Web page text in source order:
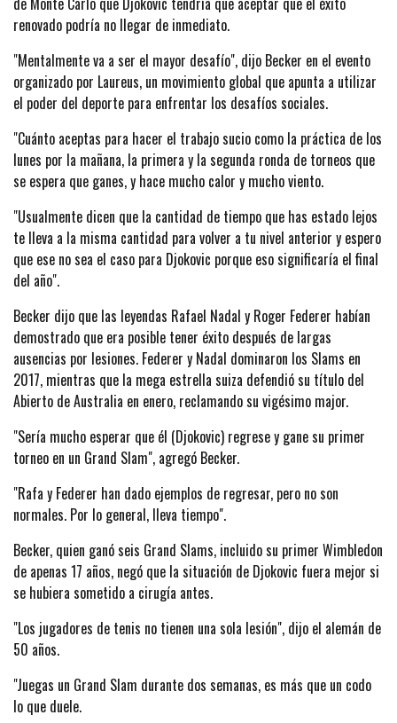
renovado podría no llegar de inmediato.
"Mentalmente va a ser el mayor desafío", dijo Becker en el evento
organizado por Laureus, un movimiento global que apunta a utilizar
el poder del deporte para enfrentar los desafíos sociales.
"Cuánto aceptas para hacer el trabajo sucio como la práctica de los
lunes por la mañana, la primera y la segunda ronda de torneos que
se espera que ganes, y hace mucho calor y mucho viento.
"Usualmente dicen que la cantidad de tiempo que has estado lejos
te lleva a la misma cantidad para volver a tu nivel anterior y espero
que ese no sea el caso para Djokovic porque eso significaría el final
del año".
Becker dijo que las leyendas Rafael Nadal y Roger Federer habían
demostrado que era posible tener éxito después de largas
ausencias por lesiones. Federer y Nadal dominaron los Slams en
2017, mientras que la mega estrella suiza defendió su título del
Abierto de Australia en enero, reclamando su vigésimo major.
"Sería mucho esperar que él (Djokovic) regrese y gane su primer
torneo en un Grand Slam", agregó Becker.
"Rafa y Federer han dado ejemplos de regresar, pero no son
normales. Por lo general, lleva tiempo".
Becker, quien ganó seis Grand Slams, incluido su primer Wimbledon
de apenas 17 años, negó que la situación de Djokovic fuera mejor si
se hubiera sometido a cirugía antes.
"Los jugadores de tenis no tienen una sola lesión", dijo el alemán de
50 años.
"Juegas un Grand Slam durante dos semanas, es más que un codo
lo que duele.